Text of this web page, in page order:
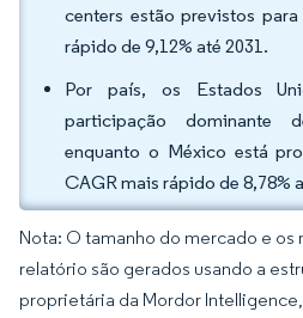
centers estão previstos
rápido de 9,12% até 2031.
Por país, os Estados
participação dominante
enquanto o México está
CAGR mais rápido de 8,78%
Nota: O tamanho do mercado e
relatório são gerados usando a
proprietária da Mordor